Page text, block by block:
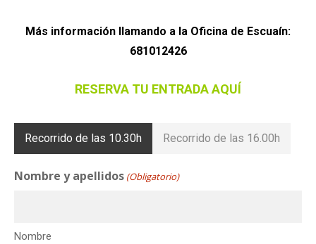
Más información llamando a la Oficina de Escuaín:
681012426
RESERVA TU ENTRADA AQUÍ
Recorrido de las 10.30h Recorrido de las 16.00h
Nombre y apellidos (Obligatorio)
Nombre